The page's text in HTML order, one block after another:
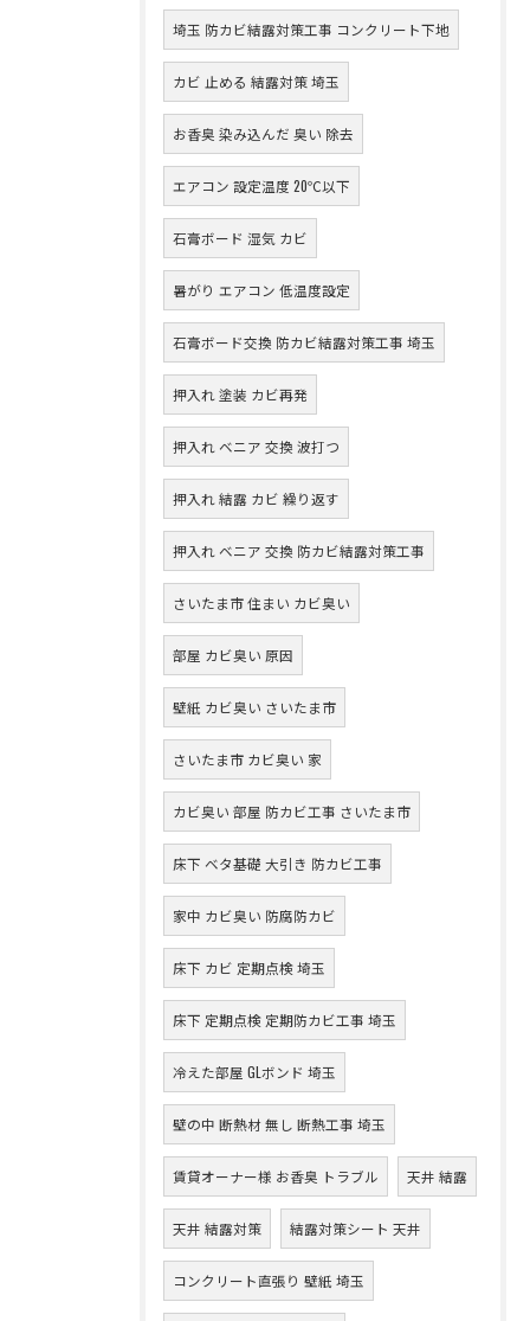
埼玉 防カビ結露対策工事 コンクリート下地
カビ 止める 結露対策 埼玉
お香臭 染み込んだ 臭い 除去
エアコン 設定温度 20℃以下
石膏ボード 湿気 カビ
暑がり エアコン 低温度設定
石膏ボード交換 防カビ結露対策工事 埼玉
押入れ 塗装 カビ再発
押入れ ベニア 交換 波打つ
押入れ 結露 カビ 繰り返す
押入れ ベニア 交換 防カビ結露対策工事
さいたま市 住まい カビ臭い
部屋 カビ臭い 原因
壁紙 カビ臭い さいたま市
さいたま市 カビ臭い 家
カビ臭い 部屋 防カビ工事 さいたま市
床下 ベタ基礎 大引き 防カビ工事
家中 カビ臭い 防腐防カビ
床下 カビ 定期点検 埼玉
床下 定期点検 定期防カビ工事 埼玉
冷えた部屋 GLボンド 埼玉
壁の中 断熱材 無し 断熱工事 埼玉
賃貸オーナー様 お香臭 トラブル 天井 結露
天井 結露対策 結露対策シート 天井
コンクリート直張り 壁紙 埼玉